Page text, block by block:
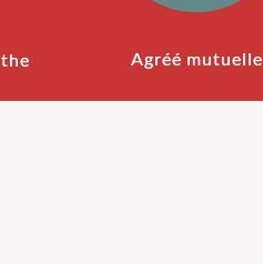
Agréé mutuelle